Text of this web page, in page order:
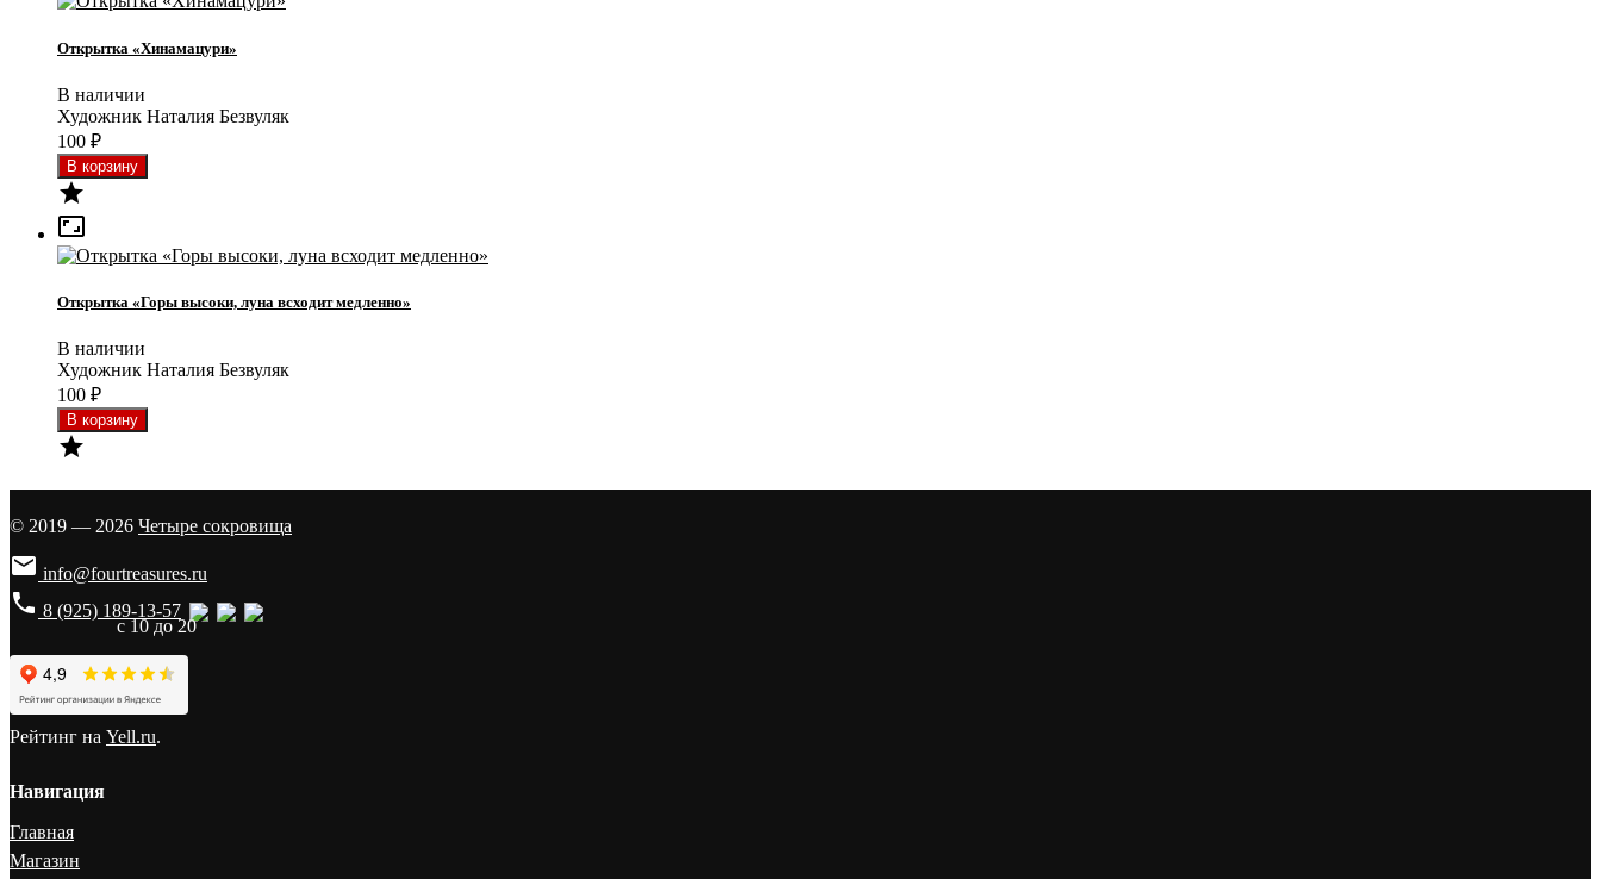
Открытка «Хинамацури»
В наличии
Художник Наталия Безвуляк
100 ₽


Открытка «Горы высоки, луна всходит медленно»
В наличии
Художник Наталия Безвуляк
100 ₽

© 2019 — 2026 Четыре сокровища
 info@fourtreasures.ru
phone 8 (925) 189-13-57
с 10 до 20
Рейтинг на Yell.ru.
Навигация
Главная
Магазин